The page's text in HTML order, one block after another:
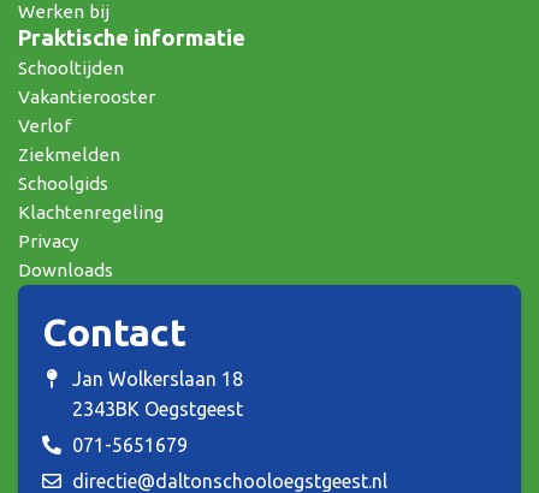
Werken bij
Praktische informatie
Schooltijden
Vakantierooster
Verlof
Ziekmelden
Schoolgids
Klachtenregeling
Privacy
Downloads
Contact
Jan Wolkerslaan 18
2343BK Oegstgeest
071-5651679
directie@daltonschooloegstgeest.nl